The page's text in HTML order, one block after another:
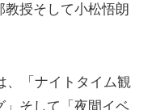
教授そして小松悟朗
、「ナイトタイム観
」そして「夜間イベ